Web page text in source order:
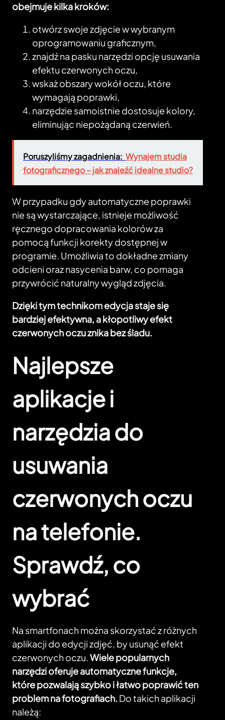
obejmuje kilka kroków:
otwórz swoje zdjęcie w wybranym
oprogramowaniu graficznym,
znajdź na pasku narzędzi opcję usuwania
efektu czerwonych oczu,
wskaż obszary wokół oczu, które
wymagają poprawki,
narzędzie samoistnie dostosuje kolory,
eliminując niepożądaną czerwień.
Poruszyliśmy zagadnienia: Wynajem studia
fotograficznego – jak znaleźć idealne studio?
W przypadku gdy automatyczne poprawki
nie są wystarczające, istnieje możliwość
ręcznego dopracowania kolorów za
pomocą funkcji korekty dostępnej w
programie. Umożliwia to dokładne zmiany
odcieni oraz nasycenia barw, co pomaga
przywrócić naturalny wygląd zdjęcia.
Dzięki tym technikom edycja staje się
bardziej efektywna, a kłopotliwy efekt
czerwonych oczu znika bez śladu.
Najlepsze
aplikacje i
narzędzia do
usuwania
czerwonych oczu
na telefonie.
Sprawdź, co
wybrać
Na smartfonach można skorzystać z różnych
aplikacji do edycji zdjęć, by usunąć efekt
czerwonych oczu.Wiele popularnych
narzędzi oferuje automatyczne funkcje,
które pozwalają szybko i łatwo poprawić ten
problem na fotografiach. Do takich aplikacji
należą: